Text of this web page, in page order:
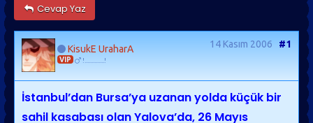
Cevap Yaz
KisukE UraharA
VIP !..............!
14 Kasım 2006 #1
İstanbul’dan Bursa’ya uzanan yolda küçük bir
sahil kasabası olan Yalova’da, 26 Mayıs